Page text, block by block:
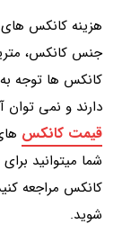
هزینه کانکس های
جنس کانکس،
کانکس ها توجه به
دارند و نمی توان
قیمت کانکس
شما میتوانید
کانکس مراجعه
شوید.